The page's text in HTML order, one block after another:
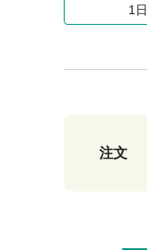
1日
注文